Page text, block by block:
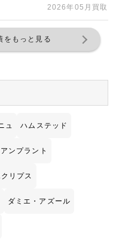
2026年05月買取
をもっと見る
ュ ハムステッド
ンプラント
リプス
ダミエ・アズール